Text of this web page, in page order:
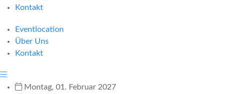
Kontakt
Eventlocation
Über Uns
Kontakt
Montag, 01. Februar 2027